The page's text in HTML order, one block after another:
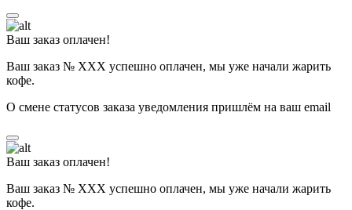
Ваш заказ оплачен!
Ваш заказ № ХХХ успешно оплачен, мы уже начали жарить
кофе.
О смене статусов заказа уведомления пришлём на ваш email
Ваш заказ оплачен!
Ваш заказ № ХХХ успешно оплачен, мы уже начали жарить
кофе.